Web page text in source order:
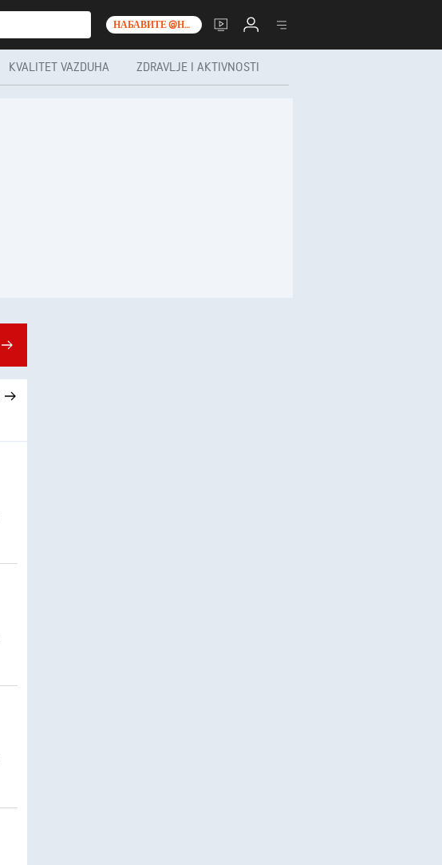
НАБАВИТЕ @НО__Т_0_
KVALITET VAZDUHA ZDRAVLJE I AKTIVNOSTI